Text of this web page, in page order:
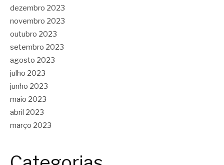
dezembro 2023
novembro 2023
outubro 2023
setembro 2023
agosto 2023
julho 2023
junho 2023
maio 2023
abril 2023
março 2023